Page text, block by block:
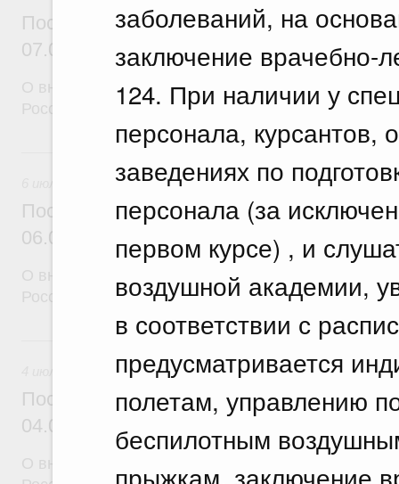
заболеваний, на
заключение врачебно-
124. При наличии у
персонала,
заведениях по
персонала (за
первом курсе) , и
воздушной академии,
в соответствии с
предусматривается
полетам, управлению
беспилотным
прыжкам, заключение
Постановление Правительства
07.07.2026 г. № 850
О внесении изменений в некоторые акты
Российской Федерации
6 июля, понедельник
Постановление Правительства
06.07.2026 г. № 846
О внесении изменений в некоторые акты
Российской Федерации
4 июля, суббота
Постановление Правительства
04.07.2026 г. № 845